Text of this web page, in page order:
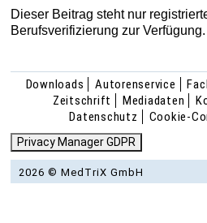
Dieser Beitrag steht nur
Berufsverifizierung zur
Downloads Autorenservice
Zeitschrift
Mediadaten
Datenschutz
Cookie-
Privacy Manager GDPR
2026 © MedTriX GmbH